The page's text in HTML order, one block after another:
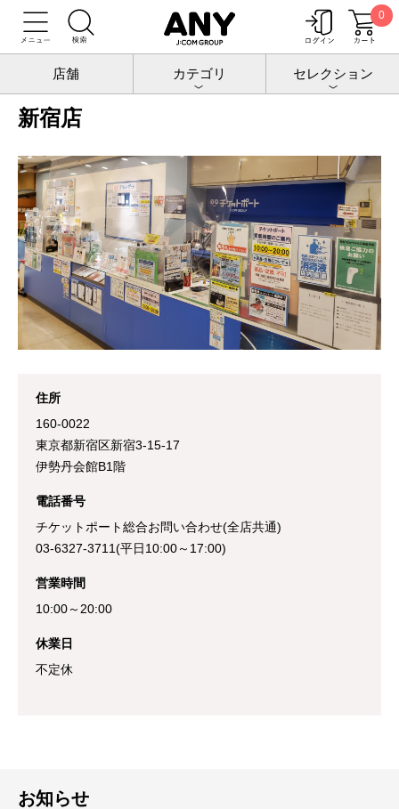
0
店舗 カテゴリ セレクション
トップ 店舗情報 新宿店
新宿店
住所
160-0022
東京都新宿区新宿3-15-17
伊勢丹会館B1階
電話番号
チケットポート総合お問い合わせ(全店共通)
03-6327-3711(平日10:00～17:00)
営業時間
10:00～20:00
休業日
不定休
お知らせ